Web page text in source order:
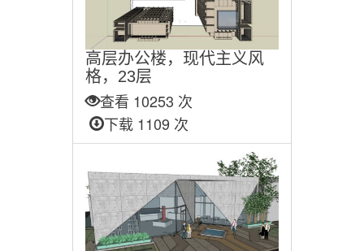
高层办公楼，现代主义风
格，23层
查看 10253 次
下载 1109 次